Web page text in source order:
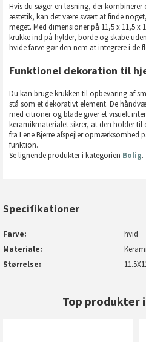
Hvis du søger en løsning, der kombinerer
æstetik, kan det være svært at finde
meget. Med dimensioner på 11,5 x 11,5 x
krukke ind på hylder, borde og skabe
hvide farve gør den nem at integrere i de
Funktionel dekoration til
Du kan bruge krukken til opbevaring af
stå som et dekorativt element. De
med citroner og blade giver et visuelt
keramikmaterialet sikrer, at den holder til
fra Lene Bjerre afspejler opmærksomhed
funktion.
Se lignende produkter i kategorien Bolig.
Specifikationer
Farve
hvid
Materiale
Størrelse
Top produkter